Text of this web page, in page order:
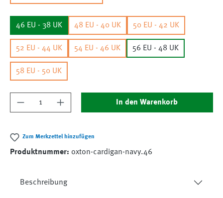
46 EU - 38 UK 48 EU - 40 UK 50 EU - 42 UK
52 EU - 44 UK 54 EU - 46 UK 56 EU - 48 UK
58 EU - 50 UK
Produkt Anzahl: Gib den gewünschten Wert
In den Warenkorb
Zum Merkzettel hinzufügen
Produktnummer: oxton-cardigan-navy.46
Beschreibung